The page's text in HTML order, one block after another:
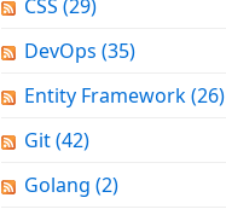
CSS (29)
DevOps (35)
Entity Framework(26)
Git(42)
Golang (2)